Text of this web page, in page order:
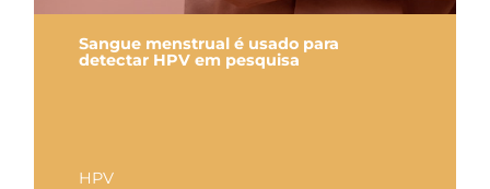
Sangue menstrual é usado para
detectar HPV em pesquisa
HPV